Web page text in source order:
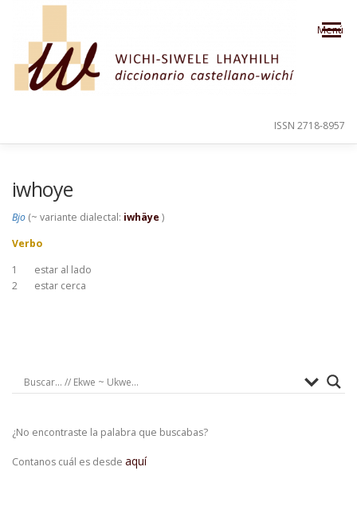
Saltar al contenido
Menú
ISSN 2718-8957
iwhoye
Bjo (~ variante dialectal: iwhäye )
Verbo
1
estar al lado
2
estar cerca
¿No encontraste la palabra que buscabas?
Contanos cuál es desde aquí